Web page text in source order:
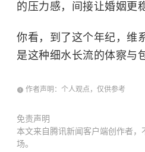
的压力感，间接让婚姻更
你看，到了这个年纪，维
是这种细水长流的体察与
作者声明：个人观点，仅供参考
免责声明
本文来自腾讯新闻客户端创作者
场。